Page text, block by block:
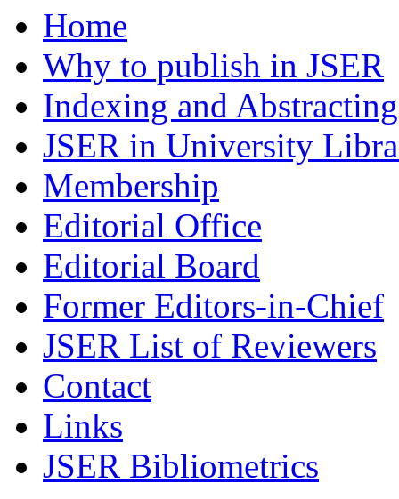
Home
Why to publish in JSER
Indexing and Abstracting
JSER in University
Membership
Editorial Office
Editorial Board
Former Editors-in-Chief
JSER List of Reviewers
Contact
Links
JSER Bibliometrics